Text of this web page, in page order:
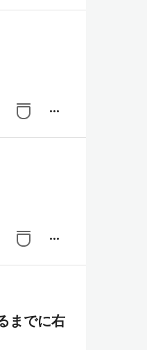
more_horiz
more_horiz
までに右